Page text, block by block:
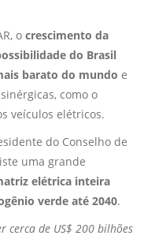
o crescimento da
do Brasil
barato do mundo e
como o
veículos elétricos.
do Conselho de
uma grande
elétrica inteira
verde até 2040.
cerca de US$ 200 bilhões